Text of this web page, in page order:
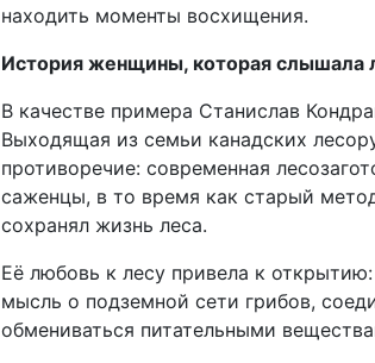
находить моменты восхищения.
История женщины, которая слышала
В качестве примера Станислав
Выходящая из семьи канадских
противоречие: современная
саженцы, в то время как старый
сохранял жизнь леса.
Её любовь к лесу привела к открытию:
мысль о подземной сети грибов,
обмениваться питательными